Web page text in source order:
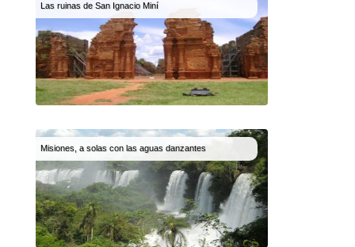
Las ruinas de San Ignacio Miní
Misiones, a solas con las aguas danzantes